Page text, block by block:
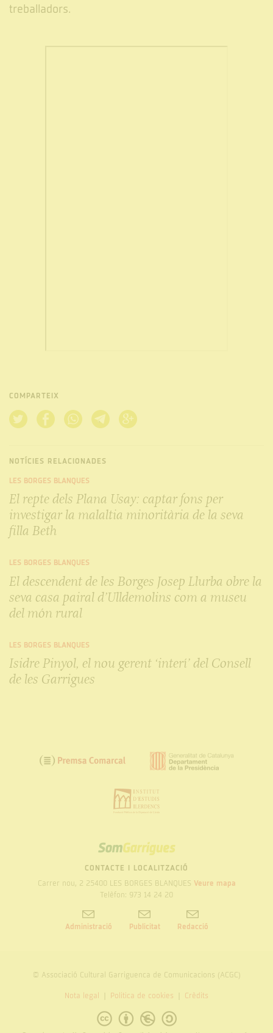
treballadors.
COMPARTEIX
NOTÍCIES RELACIONADES
LES BORGES BLANQUES
El repte dels Plana Usay: captar fons per
investigar la malaltia minoritària de la seva
filla Beth
LES BORGES BLANQUES
El descendent de les Borges Josep Llurba obre la
seva casa pairal d’Ulldemolins com a museu
del món rural
LES BORGES BLANQUES
Isidre Pinyol, el nou gerent ‘interí’ del Consell
de les Garrigues
SOM
GARRIGUES
CONTACTE I LOCALITZACIÓ
Carrer nou, 2 25400 LES BORGES BLANQUES Veure mapa
Telèfon: 973 14 24 20
Administració Publicitat Redacció
© Associació Cultural Garriguenca de Comunicacions (ACGC)
Nota legal Politica de cookies Crèdits